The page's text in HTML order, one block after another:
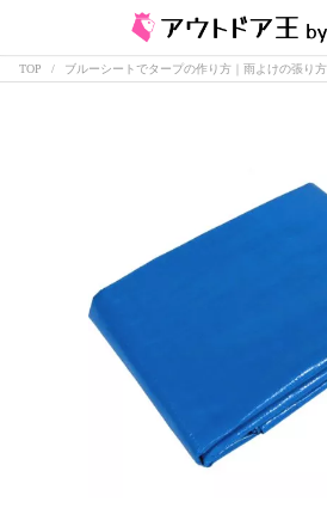
TOP ブルーシートでタープの作り方｜雨よけの張り